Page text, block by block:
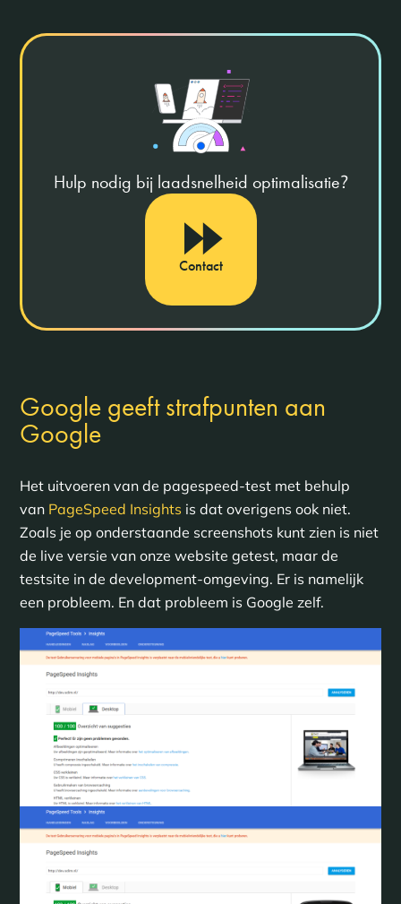
Hulp nodig bij laadsnelheid optimalisatie?
Contact
Google geeft strafpunten aan
Google
Het uitvoeren van de pagespeed-test met behulp
van PageSpeed Insights is dat overigens ook niet.
Zoals je op onderstaande screenshots kunt zien is niet
de live versie van onze website getest, maar de
testsite in de development-omgeving. Er is namelijk
een probleem. En dat probleem is Google zelf.